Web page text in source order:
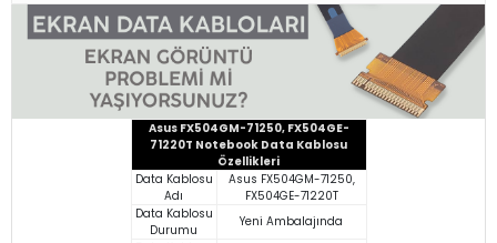
Asus FX504GM-71250, FX504GE-
71220T Notebook Data Kablosu
Özellikleri
Data Kablosu
Adı
Asus FX504GM-71250,
FX504GE-71220T
Data Kablosu
Durumu
Yeni Ambalajında